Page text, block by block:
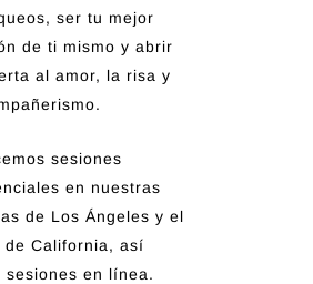
ser tu mejor
de ti mismo y abrir
al amor, la risa y
sesiones
en nuestras
de Los Ángeles y el
de California, así
sesiones en línea.